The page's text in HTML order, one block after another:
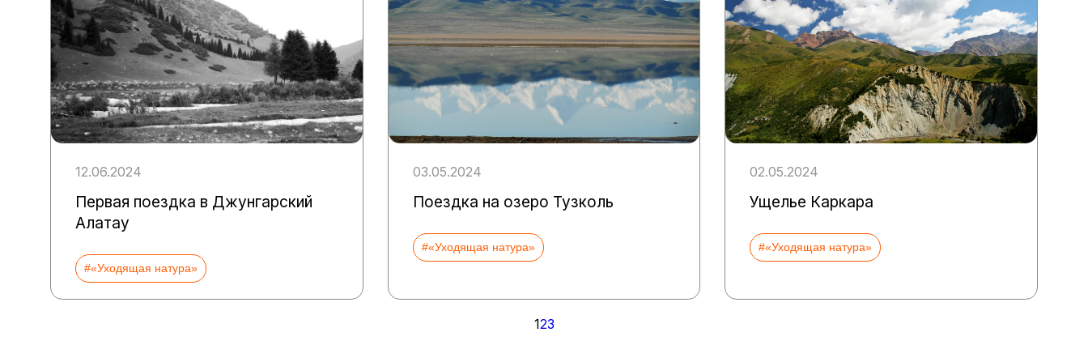
12.06.2024
Первая поездка в Джунгарский
Алатау
#«Уходящая натура»
03.05.2024
Поездка на озеро Тузколь
#«Уходящая натура»
02.05.2024
Ущелье Каркара
#«Уходящая натура»
123